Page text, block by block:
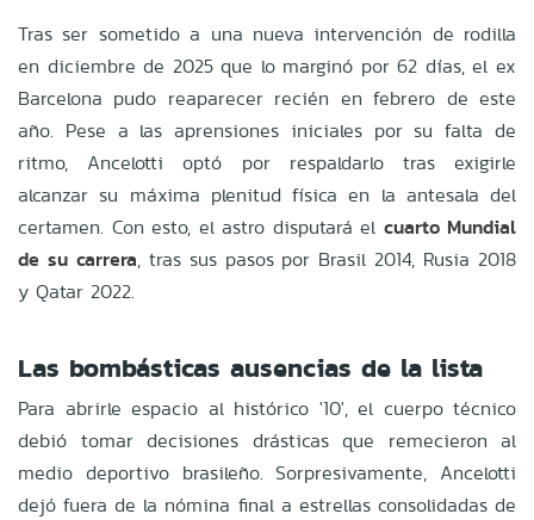
Tras ser sometido a una nueva intervención de rodilla
en diciembre de 2025 que lo marginó por 62 días, el ex
Barcelona pudo reaparecer recién en febrero de este
año. Pese a las aprensiones iniciales por su falta de
ritmo, Ancelotti optó por respaldarlo tras exigirle
alcanzar su máxima plenitud física en la antesala del
certamen. Con esto, el astro disputará el cuarto Mundial
de su carrera, tras sus pasos por Brasil 2014, Rusia 2018
y Qatar 2022.
Las bombásticas ausencias de la lista
Para abrirle espacio al histórico '10', el cuerpo técnico
debió tomar decisiones drásticas que remecieron al
medio deportivo brasileño. Sorpresivamente, Ancelotti
dejó fuera de la nómina final a estrellas consolidadas de